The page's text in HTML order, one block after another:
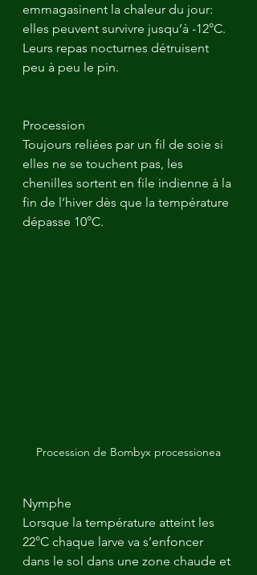
emmagasinent la chaleur du jour:
elles peuvent survivre jusqu’à -12°C.
Leurs repas nocturnes détruisent
peu à peu le pin.
Procession
Toujours reliées par un fil de soie si
elles ne se touchent pas, les
chenilles sortent en file indienne à la
fin de l’hiver dès que la température
dépasse 10°C.
Procession de Bombyx processionea
Nymphe
Lorsque la température atteint les
22°C chaque larve va s’enfoncer
dans le sol dans une zone chaude et